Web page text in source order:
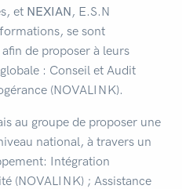
et NEXIAN, E.S.N
se sont
de proposer à leurs
: Conseil et Audit
(NOVALINK).
au groupe de proposer une
national, à travers un
Intégration
(NOVALINK) ; Assistance